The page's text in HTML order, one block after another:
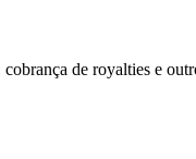
de royalties e